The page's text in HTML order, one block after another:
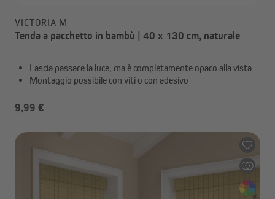
VICTORIA M
Tenda a pacchetto in bambù | 40 x 130 cm, naturale
Lascia passare la luce, ma è completamente opaco alla vista
Montaggio possibile con viti o con adesivo
9,99 €